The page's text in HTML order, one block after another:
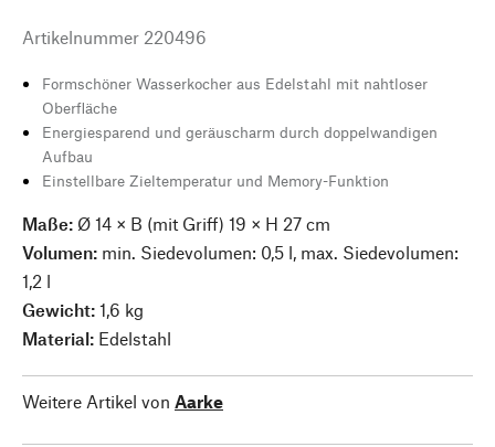
Artikelnummer 220496
Formschöner Wasserkocher aus Edelstahl mit nahtloser
Oberfläche
Energiesparend und geräuscharm durch doppelwandigen
Aufbau
Einstellbare Zieltemperatur und Memory-Funktion
Maße: Ø 14 × B (mit Griff) 19 × H 27 cm
Volumen: min. Siedevolumen: 0,5 l, max. Siedevolumen:
1,2 l
Gewicht: 1,6 kg
Material: Edelstahl
Weitere Artikel von Aarke